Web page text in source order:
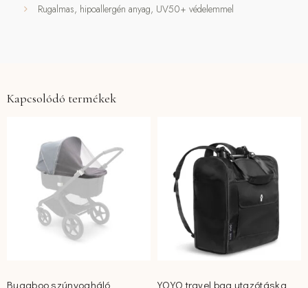
Rugalmas, hipoallergén anyag, UV50+ védelemmel
Kapcsolódó termékek
Bugaboo szúnyogháló YOYO travel bag utazótáska